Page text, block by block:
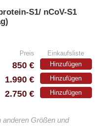
S1/ nCoV-S1
Preis Einkaufsliste
850 € Hinzufügen
1.990 € Hinzufügen
2.750 € Hinzufügen
anderen Größen und